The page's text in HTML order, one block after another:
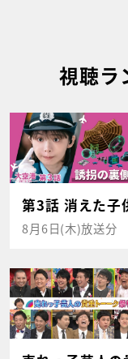
視聴ラ
第3話 消えた子
8月6日(木)放送分